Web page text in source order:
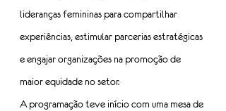
lideranças femininas para compartilhar
experiências, estimular parcerias estratégicas
e engajar organizações na promoção de
maior equidade no setor.
A programação teve início com uma mesa de